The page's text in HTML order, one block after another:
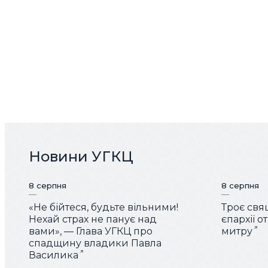
Новини УГКЦ
8 серпня
«Не бійтеся, будьте вільними!
Нехай страх не панує над
вами», — Глава УГКЦ про
спадщину владики Павла
Василика
8 серпня
Троє
єпархії
митру